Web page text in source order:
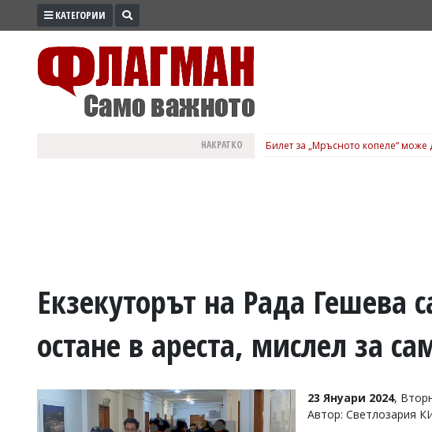
ПРОМО
ВОЙНАТА
УКРАЙНА
РАЗСЛЕДВАНЕ
КАТЕГОРИИ
НАКРАТКО Билет за „Мръсното копеле“ може
Екзекуторът на Рада Гешева
остане в ареста, мислел за
23 Януари 2024,
Автор: Светлозария